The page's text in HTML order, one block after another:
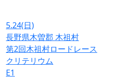
5.24(日)
長野県木曽郡 木祖村
第2回木祖村ロードレース
クリテリウム
E1